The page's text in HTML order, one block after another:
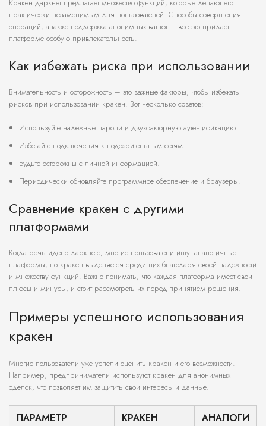
Кракен даркнет предлагает множество функций, которые делают его
практически незаменимым для пользователей. Способы совершения
операций, а также поддержка анонимных валют – все это придает
платформе особую привлекательность.
Как избежать риска при использовании
Внимательность и осторожность – это важные факторы, чтобы избежать
рисков при использовании кракен. Вот несколько советов:
Используйте надежные пароли и двухфакторную аутентификацию.
Избегайте подключения к подозрительным сетям.
Будьте осторожны с личной информацией.
Периодически обновляйте программное обеспечение и браузеры.
Сравнение кракен с другими
платформами
Когда речь идет о даркнете, многие пользователи ищут аналогичные
платформы, но кракен выделяется среди них благодаря своей надежности
и множеству функций. Важно понимать, что каждая платформа имеет свои
плюсы и минусы, и стоит рассмотреть их перед принятием решения.
Примеры успешного использования
кракен
Многие пользователи уже успели оценить кракен и его возможности.
Например, предприниматели используют кракен для анонимных
сделок, что позволяет им защитить свои интересы и данные.
ПАРАМЕТР КРАКЕН АНАЛОГИ